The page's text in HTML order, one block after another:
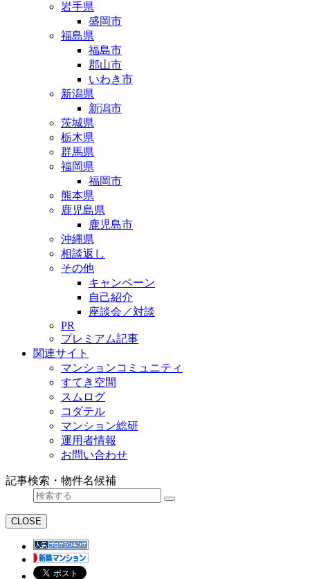
岩手県
盛岡市
福島県
福島市
郡山市
いわき市
新潟県
新潟市
茨城県
栃木県
群馬県
福岡県
福岡市
熊本県
鹿児島県
鹿児島市
沖縄県
相談返し
その他
キャンペーン
自己紹介
座談会／対談
PR
プレミアム記事
関連サイト
マンションコミュニティ
すてき空間
スムログ
コダテル
マンション総研
運用者情報
お問い合わせ
記事検索・物件名候補
CLOSE